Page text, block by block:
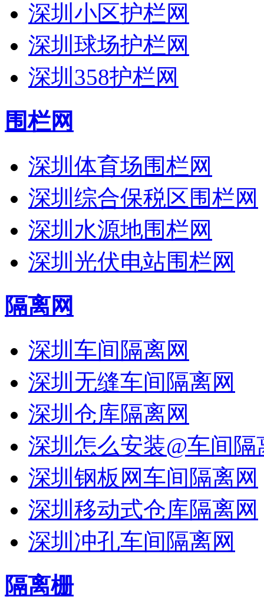
深圳小区护栏网
深圳球场护栏网
深圳358护栏网
围栏网
深圳体育场围栏网
深圳综合保税区围栏网
深圳水源地围栏网
深圳光伏电站围栏网
隔离网
深圳车间隔离网
深圳无缝车间隔离网
深圳仓库隔离网
深圳怎么安装@车间隔
深圳钢板网车间隔离网
深圳移动式仓库隔离网
深圳冲孔车间隔离网
隔离栅